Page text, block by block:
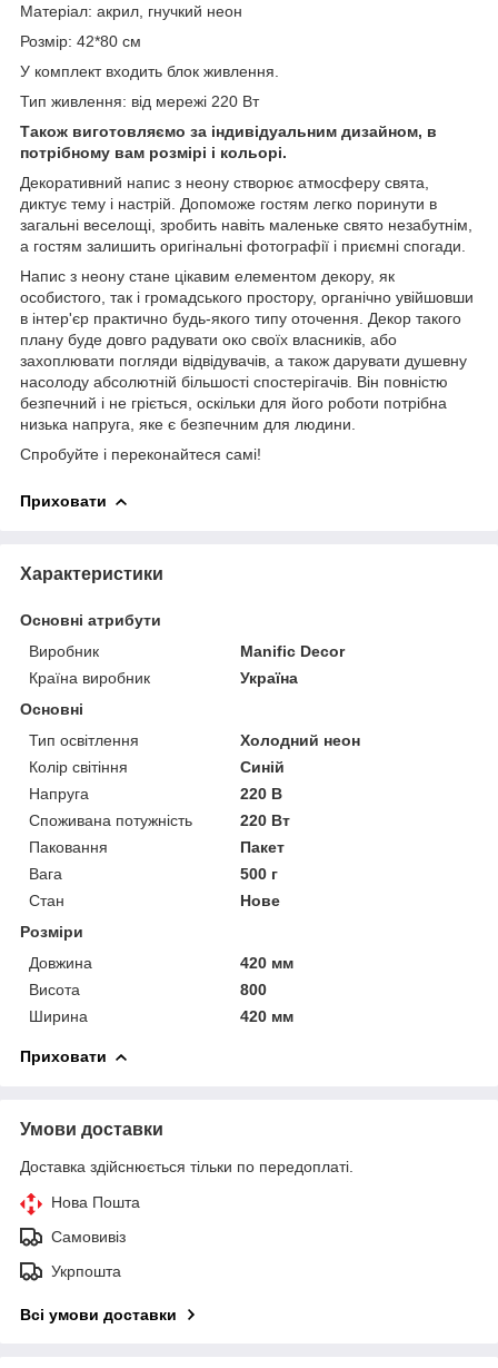
Матеріал: акрил, гнучкий неон
Розмір: 42*80 см
У комплект входить блок живлення.
Тип живлення: від мережі 220 Вт
Також виготовляємо за індивідуальним дизайном, в
потрібному вам розмірі і кольорі.
Декоративний напис з неону створює атмосферу свята,
диктує тему і настрій. Допоможе гостям легко поринути в
загальні веселощі, зробить навіть маленьке свято незабутнім,
а гостям залишить оригінальні фотографії і приємні спогади.
Напис з неону стане цікавим елементом декору, як
особистого, так і громадського простору, органічно увійшовши
в інтер'єр практично будь-якого типу оточення. Декор такого
плану буде довго радувати око своїх власників, або
захоплювати погляди відвідувачів, а також дарувати душевну
насолоду абсолютній більшості спостерігачів. Він повністю
безпечний і не гріється, оскільки для його роботи потрібна
низька напруга, яке є безпечним для людини.
Спробуйте і переконайтеся самі!
Приховати
Характеристики
Основні атрибути
Виробник
Manific Decor
Країна виробник
Україна
Основні
Тип освітлення
Холодний неон
Колір світіння
Синій
Напруга
220 В
Споживана потужність
220 Вт
Паковання
Пакет
Вага
500 г
Стан
Нове
Розміри
Довжина
420 мм
Висота
800
Ширина
420 мм
Приховати
Умови доставки
Доставка здійснюється тільки по передоплаті.
Нова Пошта
Самовивіз
Укрпошта
Всі умови доставки